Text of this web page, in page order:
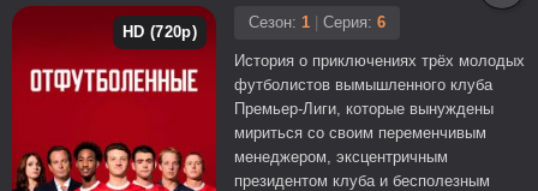
HD (720p)
Сезон: 1 Серия: 6
История о приключениях трёх молодых
футболистов вымышленного клуба
Премьер-Лиги, которые вынуждены
мириться со своим переменчивым
менеджером, эксцентричным
президентом клуба и бесполезным